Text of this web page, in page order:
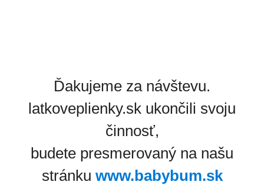
Ďakujeme za návštevu.
latkoveplienky.sk ukončili svoju
činnosť,
budete presmerovaný na našu
stránku www.babybum.sk